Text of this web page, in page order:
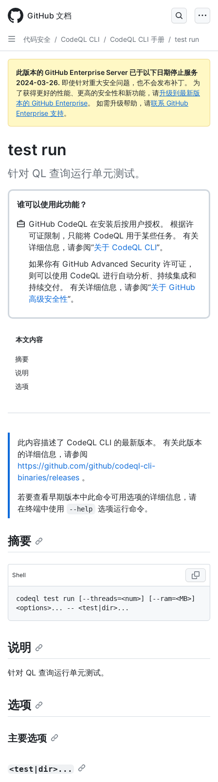
main
content
GitHub 文档
代码安全 / CodeQL CLI / CodeQL CLI 手册 / test run
此版本的 GitHub Enterprise Server 已于以下日期停止服务
2024-03-26. 即使针对重大安全问题，也不会发布补丁。 为
了获得更好的性能、更高的安全性和新功能，请升级到最新版
本的 GitHub Enterprise。 如需升级帮助，请联系 GitHub
Enterprise 支持。
test run
针对 QL 查询运行单元测试。
谁可以使用此功能？
GitHub CodeQL 在安装后按用户授权。 根据许
可证限制，只能将 CodeQL 用于某些任务。 有关
详细信息，请参阅“关于 CodeQL CLI”。
如果你有 GitHub Advanced Security 许可证，
则可以使用 CodeQL 进行自动分析、持续集成和
持续交付。 有关详细信息，请参阅“关于 GitHub
高级安全性”。
本文内容
摘要
说明
选项
此内容描述了 CodeQL CLI 的最新版本。 有关此版本
的详细信息，请参阅
https://github.com/github/codeql-cli-
binaries/releases 。
若要查看早期版本中此命令可用选项的详细信息，请
在终端中使用
--help 选项运行命令。
摘要
Shell
codeql test run [--threads=<num>] [--ram=<MB>]
说明
针对 QL 查询运行单元测试。
选项
主要选项
<test|dir>...